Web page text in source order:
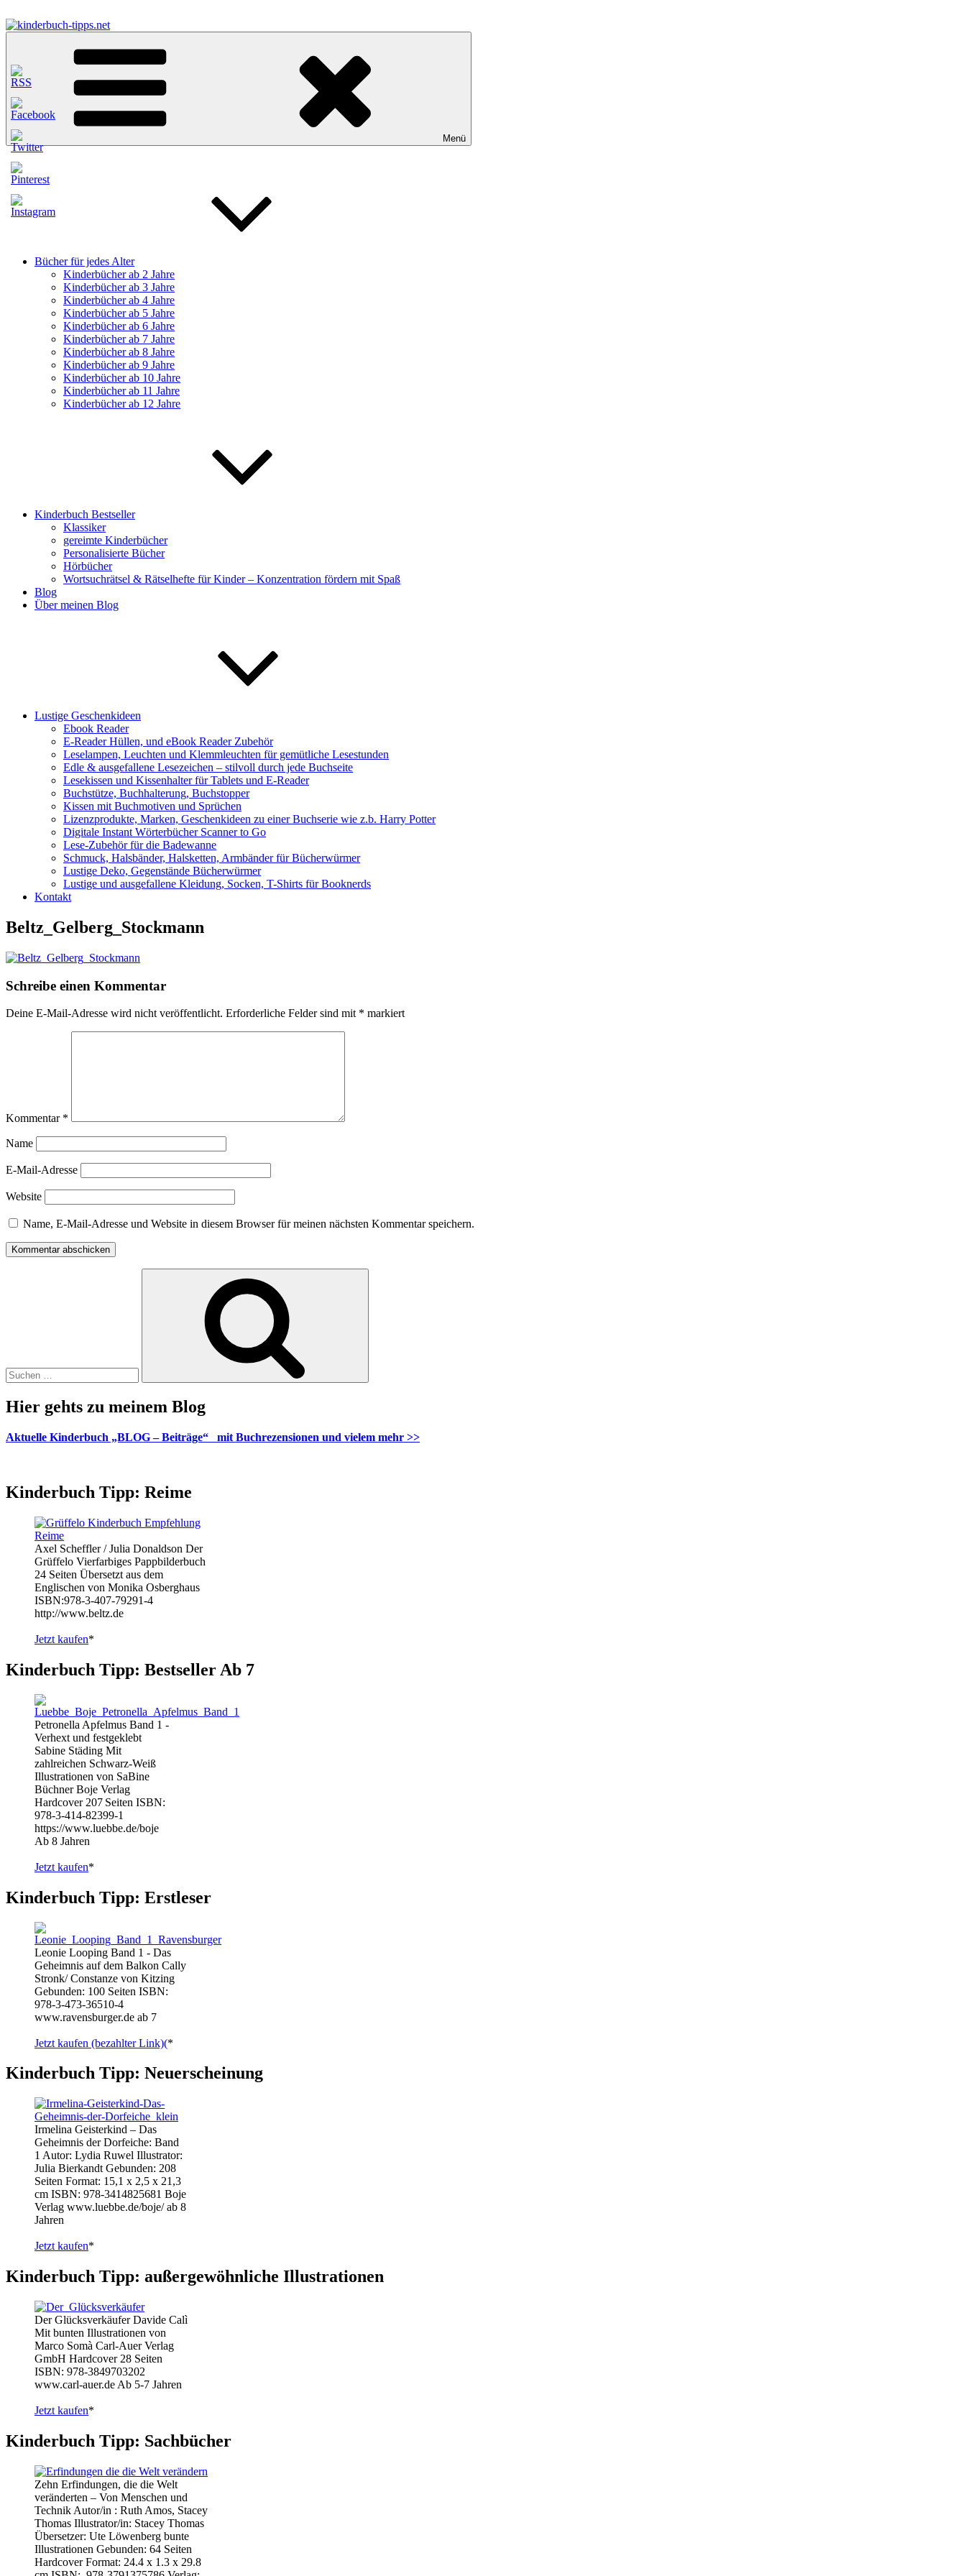
Inhalt
springen
kinderbuch-tipps.net
Empfehlungen und Tipps rund um das Thema Kinderbücher und Kinderbuchklassiker
Menü
Bücher für jedes Alter
Kinderbücher ab 2 Jahre
Kinderbücher ab 3 Jahre
Kinderbücher ab 4 Jahre
Kinderbücher ab 5 Jahre
Kinderbücher ab 6 Jahre
Kinderbücher ab 7 Jahre
Kinderbücher ab 8 Jahre
Kinderbücher ab 9 Jahre
Kinderbücher ab 10 Jahre
Kinderbücher ab 11 Jahre
Kinderbücher ab 12 Jahre
Kinderbuch Bestseller
Klassiker
gereimte Kinderbücher
Personalisierte Bücher
Hörbücher
Wortsuchrätsel & Rätselhefte für Kinder – Konzentration fördern mit Spaß
Blog
Über meinen Blog
Lustige Geschenkideen
Ebook Reader
E-Reader Hüllen, und eBook Reader Zubehör
Leselampen, Leuchten und Klemmleuchten für gemütliche Lesestunden
Edle & ausgefallene Lesezeichen – stilvoll durch jede Buchseite
Lesekissen und Kissenhalter für Tablets und E-Reader
Buchstütze, Buchhalterung, Buchstopper
Kissen mit Buchmotiven und Sprüchen
Lizenzprodukte, Marken, Geschenkideen zu einer Buchserie wie z.b. Harry Potter
Digitale Instant Wörterbücher Scanner to Go
Lese-Zubehör für die Badewanne
Schmuck, Halsbänder, Halsketten, Armbänder für Bücherwürmer
Lustige Deko, Gegenstände Bücherwürmer
Lustige und ausgefallene Kleidung, Socken, T-Shirts für Booknerds
Kontakt
Beltz_Gelberg_Stockmann
Schreibe einen Kommentar
Deine E-Mail-Adresse wird nicht veröffentlicht. Erforderliche Felder sind mit * markiert
Kommentar *
Name
E-Mail-Adresse
Website
Name, E-Mail-Adresse und Website in diesem Browser für meinen nächsten Kommentar speichern.
Hier gehts zu meinem Blog
Aktuelle Kinderbuch „BLOG – Beiträge“ mit Buchrezensionen und vielem mehr >>
Kinderbuch Tipp: Reime
Axel Scheffler / Julia Donaldson Der
Grüffelo Vierfarbiges Pappbilderbuch
24 Seiten Übersetzt aus dem
Englischen von Monika Osberghaus
ISBN:978-3-407-79291-4
http://www.beltz.de
Jetzt kaufen*
Kinderbuch Tipp: Bestseller Ab 7
Petronella Apfelmus Band 1 -
Verhext und festgeklebt
Sabine Städing Mit
zahlreichen Schwarz-Weiß
Illustrationen von SaBine
Büchner Boje Verlag
Hardcover 207 Seiten ISBN:
978-3-414-82399-1
https://www.luebbe.de/boje
Ab 8 Jahren
Jetzt kaufen*
Kinderbuch Tipp: Erstleser
Leonie Looping Band 1 - Das
Geheimnis auf dem Balkon Cally
Stronk/ Constanze von Kitzing
Gebunden: 100 Seiten ISBN:
978-3-473-36510-4
www.ravensburger.de ab 7
Jetzt kaufen (bezahlter Link)(*
Kinderbuch Tipp: Neuerscheinung
Irmelina Geisterkind – Das
Geheimnis der Dorfeiche: Band
1 Autor: Lydia Ruwel Illustrator:
Julia Bierkandt Gebunden: 208
Seiten Format: 15,1 x 2,5 x 21,3
cm ISBN: 978-3414825681 Boje
Verlag www.luebbe.de/boje/ ab 8
Jahren
Jetzt kaufen*
Kinderbuch Tipp: außergewöhnliche Illustrationen
Der Glücksverkäufer Davide Calì
Mit bunten Illustrationen von
Marco Somà Carl-Auer Verlag
GmbH Hardcover 28 Seiten
ISBN: 978-3849703202
www.carl-auer.de Ab 5-7 Jahren
Jetzt kaufen*
Kinderbuch Tipp: Sachbücher
Zehn Erfindungen, die die Welt
veränderten – Von Menschen und
Technik Autor/in : Ruth Amos, Stacey
Thomas Illustrator/in: Stacey Thomas
Übersetzer: Ute Löwenberg bunte
Illustrationen Gebunden: 64 Seiten
Hardcover Format: 24.4 x 1.3 x 29.8